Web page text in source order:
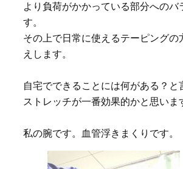
より負荷がかかっている部分へのバ
す。
その上で日常に使えるテーピングの
えします。
自宅でできることには何がある？
ストレッチが一番効果的かと思いま
私の腕です。血管浮きまくりです。